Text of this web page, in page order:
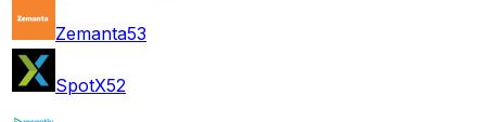
Zemanta53
SpotX52